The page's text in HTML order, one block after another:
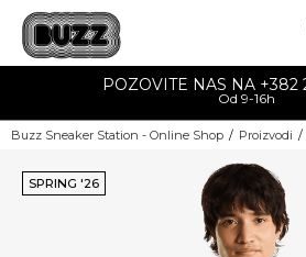
POZOVITE NAS NA +382
Od 9-16h
Buzz Sneaker Station - Online Shop Proizvodi
SPRING '26